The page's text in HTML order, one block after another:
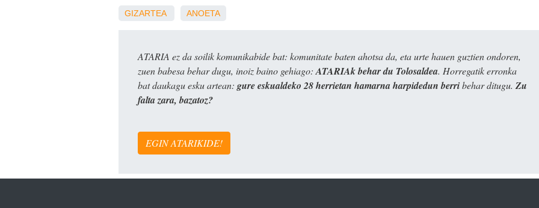
GIZARTEA ANOETA
ATARIA ez da soilik komunikabide bat: komunitate baten ahotsa da, eta urte hauen guztien ondoren,
zuen babesa behar dugu, inoiz baino gehiago: ATARIAk behar du Tolosaldea. Horregatik erronka
bat daukagu esku artean: gure eskualdeko 28 herrietan hamarna harpidedun berribehar ditugu. Zu
falta zara, bazatoz?
EGIN ATARIKIDE!